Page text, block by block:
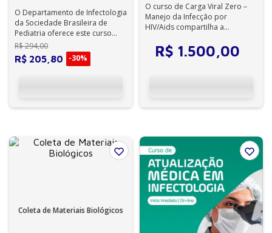
2º Edição
O Departamento de Infectologia
da Sociedade Brasileira de
Pediatria oferece este curso
para atualização e/ou
aprimoramen...
R$294,00
R$ 205 80 -30%
O curso de Carga Viral Zero –
Manejo da Infecção por
HIV/Aids compartilha a
implantada no ambulató...
R$ 1.500,00
Coleta de Materiais Biológicos